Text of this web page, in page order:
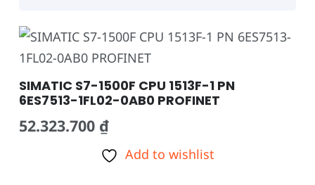
SIMATIC S7-1500F CPU 1513F-1 PN
6ES7513-1FL02-0AB0 PROFINET
52.323.700 ₫
Add to wishlist